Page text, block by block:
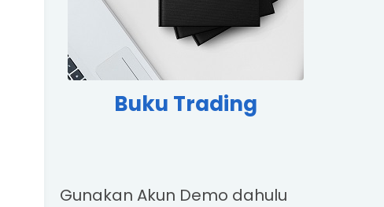
Buku Trading
Gunakan Akun Demo dahulu